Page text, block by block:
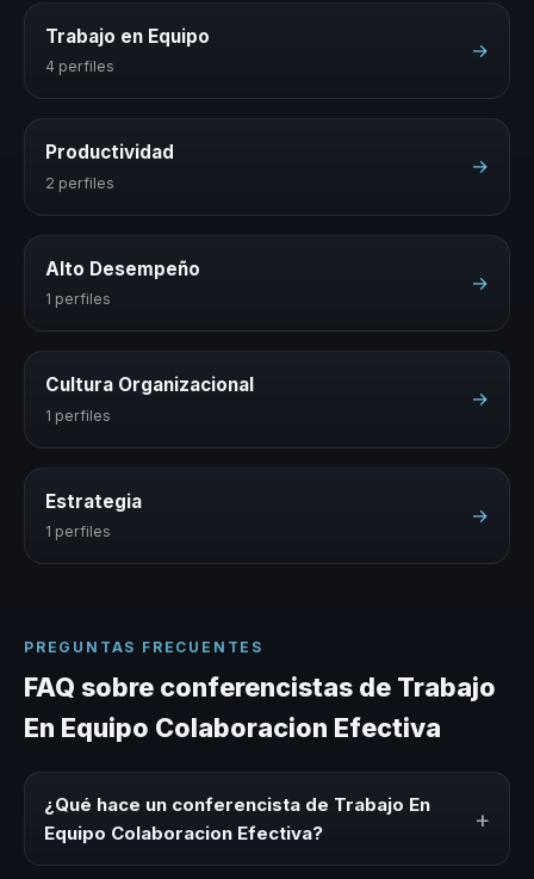
Trabajo en Equipo
4 perfiles
→
Productividad
2 perfiles
→
Alto Desempeño
1 perfiles
→
Cultura Organizacional
1 perfiles
→
Estrategia
1 perfiles
→
PREGUNTAS FRECUENTES
FAQ sobre conferencistas de Trabajo
En Equipo Colaboracion Efectiva
¿Qué hace un conferencista de Trabajo En
Equipo Colaboracion Efectiva?
+